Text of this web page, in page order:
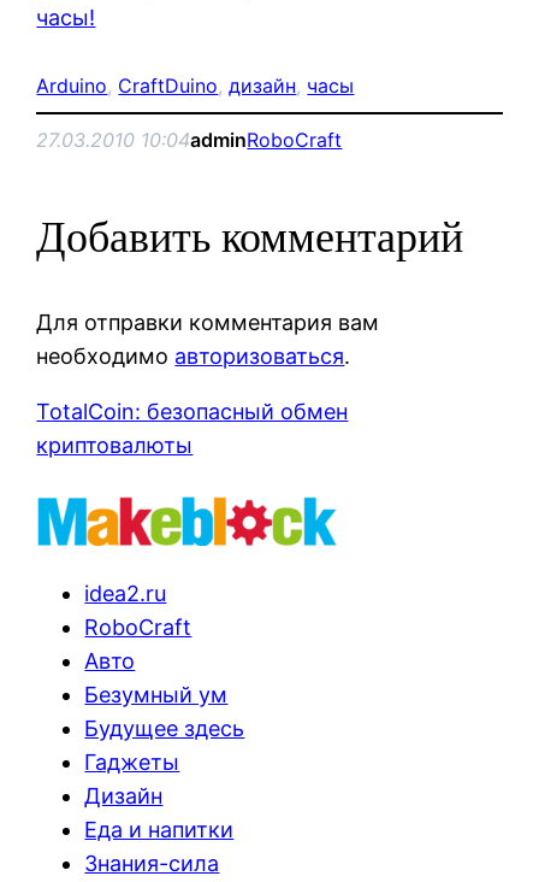
часы!
Arduino, CraftDuino, дизайн, часы
27.03.2010 10:04adminRoboCraft
Добавить комментарий
Для отправки комментария вам
необходимо авторизоваться.
TotalCoin: безопасный обмен
криптовалюты
idea2.ru
RoboCraft
Авто
Безумный ум
Будущее здесь
Гаджеты
Дизайн
Еда и напитки
Знания-сила